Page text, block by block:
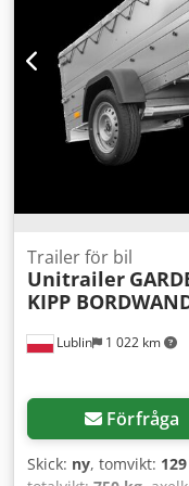
många
säker transport av
specialutrustning.
att ge extra
Lublin 1 022 km
Trailer för bil
Unitrailer
KIPP
Förfråga
Skick: ny, tomvikt: